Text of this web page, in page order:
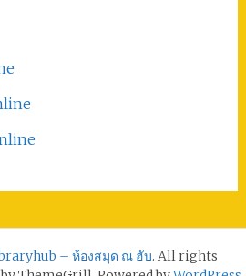
– ห้องสมุด ณ ฮับ. All rights